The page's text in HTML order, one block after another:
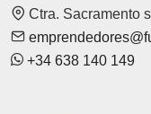
Ctra. Sacramento
+34 638 140 149